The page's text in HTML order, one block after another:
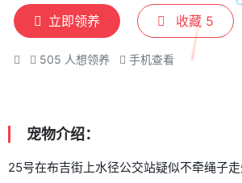
立即领养 收藏 5
505 人想领养 手机查看
宠物介绍：
25号在布吉街上水径公交站疑似不牵绳子走